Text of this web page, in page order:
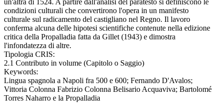
un'altra di 1524. A partire dall'analisi del paratesto si definiscono le
condizioni culturali che convertirono l'opera in un manifesto
culturale sul radicamento del castigliano nel Regno. Il lavoro
conferma alcuna delle hipotesi scientifiche contenute nella edizione
critica della Propalladia fatta da Gillet (1943) e dimostra
l'infondatezza di altre.
Tipologia CRIS:
2.1 Contributo in volume (Capitolo o Saggio)
Keywords:
Lingua spagnola a Napoli fra 500 e 600; Fernando D'Avalos;
Vittoria Colonna Fabrizio Colonna Belisario Acquaviva; Bartolomé
Torres Naharro e la Propalladia